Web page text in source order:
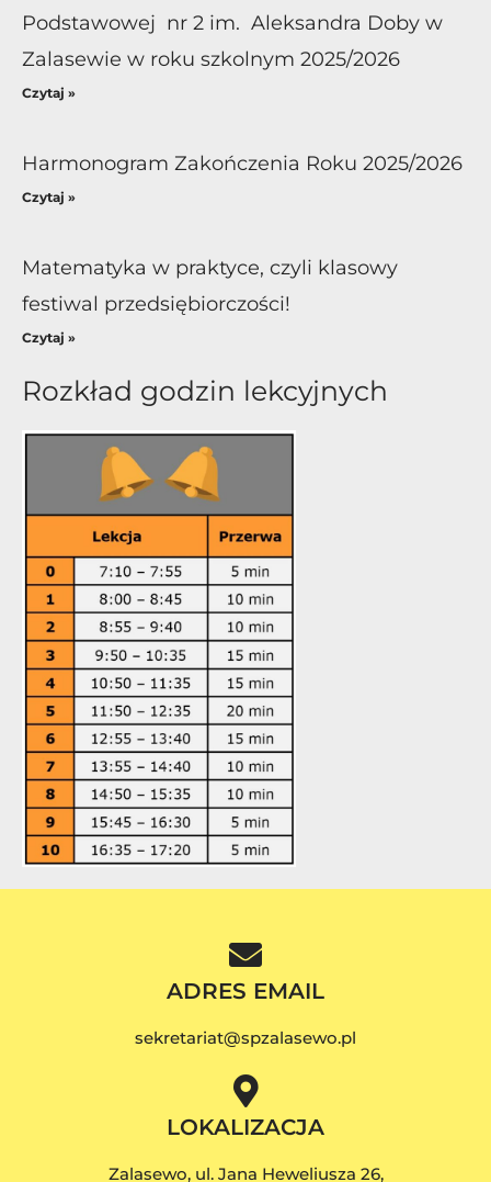
Podstawowej nr 2 im. Aleksandra Doby w
Zalasewie w roku szkolnym 2025/2026
Czytaj »
Harmonogram Zakończenia Roku 2025/2026
Czytaj »
Matematyka w praktyce, czyli klasowy
festiwal przedsiębiorczości!
Czytaj »
Rozkład godzin lekcyjnych
ADRES EMAIL
sekretariat@spzalasewo.pl
LOKALIZACJA
Zalasewo, ul. Jana Heweliusza 26,